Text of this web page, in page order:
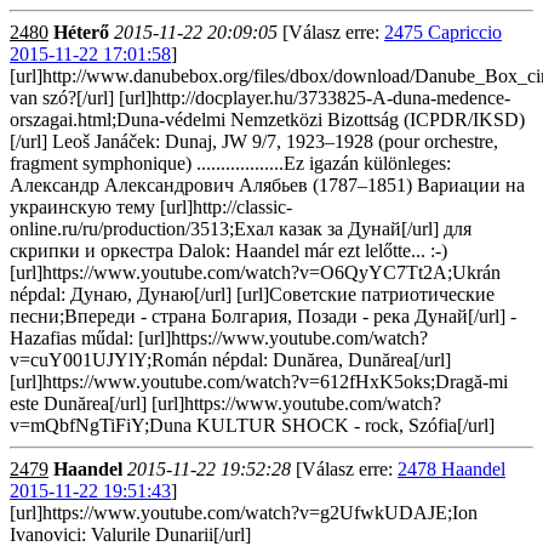
2480 Héterő 2015-11-22 20:09:05 [Válasz erre: 2475 Capriccio
2015-11-22 17:01:58]
[url]http://www.danubebox.org/files/dbox/download/
van szó?[/url] [url]http://docplayer.hu/3733825-A-duna-medence-
orszagai.html;Duna-védelmi Nemzetközi Bizottság (ICPDR/IKSD)
[/url] Leoš Janáček: Dunaj, JW 9/7, 1923–1928 (pour orchestre,
fragment symphonique) ..................Ez igazán különleges:
Александр Александрович Алябьев (1787–1851) Вариации на
украинскую тему [url]http://classic-
online.ru/ru/production/3513;Ехал казак за Дунай[/url] для
скрипки и оркестра Dalok: Haandel már ezt lelőtte... :-)
[url]https://www.youtube.com/watch?v=O6QyYC7Tt2A;Ukrán
népdal: Дунаю, Дунаю[/url] [url]Советские патриотические
песни;Впереди - страна Болгария, Позади - река Дунай[/url] -
Hazafias műdal: [url]https://www.youtube.com/watch?
v=cuY001UJYlY;Román népdal: Dunărea, Dunărea[/url]
[url]https://www.youtube.com/watch?v=612fHxK5oks;Dragă-mi
este Dunărea[/url] [url]https://www.youtube.com/watch?
v=mQbfNgTiFiY;Duna KULTUR SHOCK - rock, Szófia[/url]
2479 Haandel 2015-11-22 19:52:28 [Válasz erre: 2478 Haandel
2015-11-22 19:51:43]
[url]https://www.youtube.com/watch?v=g2UfwkUDAJE;Ion
Ivanovici: Valurile Dunarii[/url]